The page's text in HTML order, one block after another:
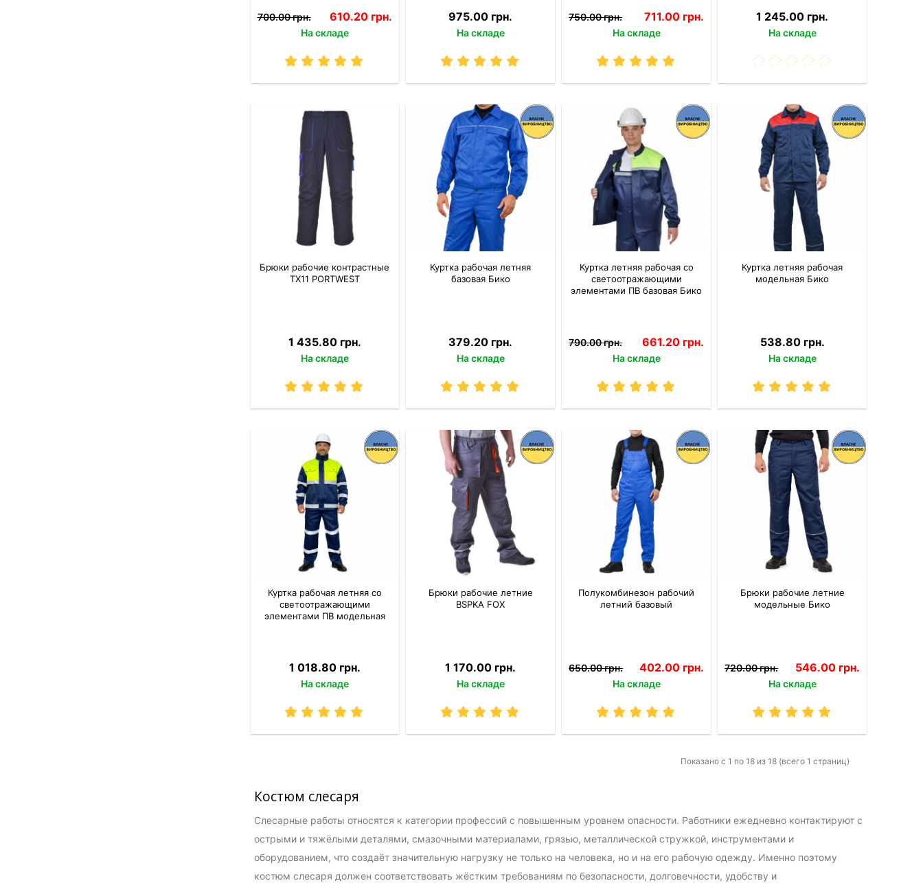
610.20 грн.
700.00 грн.
На складе
975.00 грн.
На складе
711.00 грн.
750.00 грн.
На складе
1 245.00 грн.
На складе
Брюки рабочие контрастные
TX11 PОRTWEST
1 435.80 грн.
На складе
Куртка рабочая летняя
базовая Бико
379.20 грн.
На складе
Куртка летняя рабочая со
светоотражающими
элементами ПВ базовая Бико
661.20 грн.
790.00 грн.
На складе
Куртка летняя рабочая
модельная Бико
538.80 грн.
На складе
Куртка рабочая летняя со
светоотражающими
элементами ПВ модельная
1 018.80 грн.
На складе
Брюки рабочие летние
BSPKA FOX
1 170.00 грн.
На складе
Полукомбинезон рабочий
летний базовый
402.00 грн.
650.00 грн.
На складе
Брюки рабочие летние
модельные Бико
546.00 грн.
720.00 грн.
На складе
Показано с 1 по 18 из 18 (всего 1 страниц)
Костюм слесаря
Слесарные работы относятся к категории профессий с повышенным уровнем опасности. Работники ежедневно контактируют с
острыми и тяжёлыми деталями, смазочными материалами, грязью, металлической стружкой, инструментами и
оборудованием, что создаёт значительную нагрузку не только на человека, но и на его рабочую одежду. Именно поэтому
костюм слесаря должен соответствовать жёстким требованиям по безопасности, долговечности, удобству и